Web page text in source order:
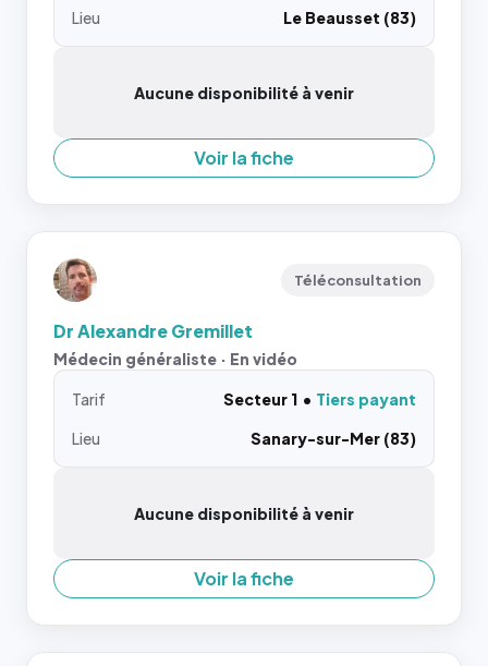
Lieu Le Beausset (83)
Aucune disponibilité à venir
Voir la fiche
Téléconsultation
Dr Alexandre Gremillet
Médecin généraliste · En vidéo
Tarif Secteur 1
Tiers payant
Lieu
Sanary-sur-Mer (83)
Aucune disponibilité à venir
Voir la fiche